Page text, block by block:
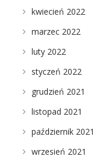
kwiecień 2022
marzec 2022
luty 2022
styczeń 2022
grudzień 2021
listopad 2021
październik 2021
wrzesień 2021